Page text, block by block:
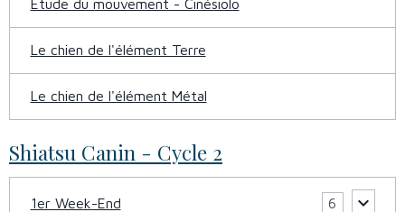
Etude du mouvement - Cinésiolo
Le chien de l'élément Terre
Le chien de l'élément Métal
Shiatsu Canin - Cycle 2
1er Week-End 6